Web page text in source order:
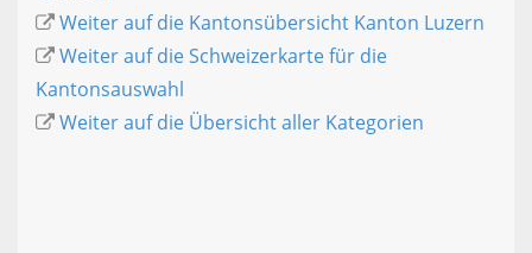
Weiter auf die Kantonsübersicht Kanton Luzern
Weiter auf die Schweizerkarte für die
Kantonsauswahl
Weiter auf die Übersicht aller Kategorien